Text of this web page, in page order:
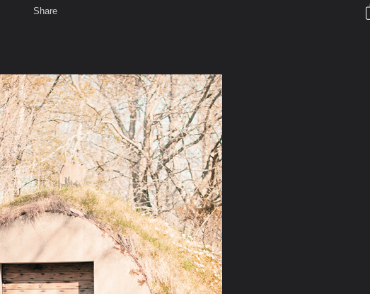
ก
เสียงธรรม สมาชิก ห้องสนทนา
Share